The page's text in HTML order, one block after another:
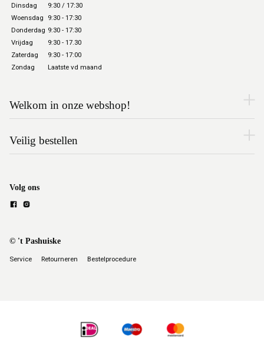
Dinsdag
9:30 / 17:30
Woensdag
9:30 - 17:30
Donderdag 9:30 - 17:30
Vrijdag
9:30 - 17.30
Zaterdag
9:30 - 17:00
Zondag
Laatste vd maand
Welkom in onze webshop!
Veilig bestellen
Volg ons
© 't Pashuiske
Service Retourneren Bestelprocedure